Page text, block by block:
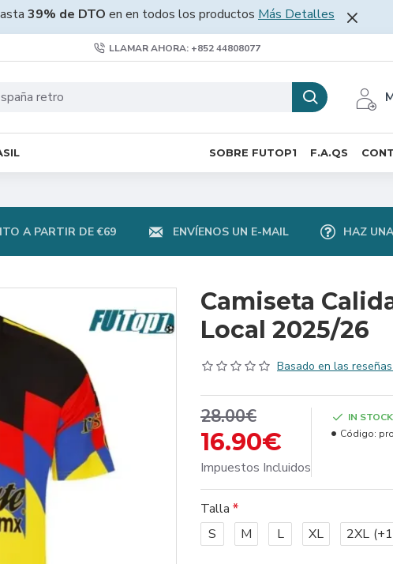
39% de DTO en en todos los productos Más Detalles
LLAMAR AHORA: +852 44808077
SOBRE FUTOP1 F.A.QS
A PARTIR DE €69 ENVÍENOS UN E-MAIL HAZ
Camiseta
Local 2025/26
Basado en las
16.90€
28.00€
Impuestos Incluidos
IN STOCK
Código:
Talla
S
M L XL 2XL